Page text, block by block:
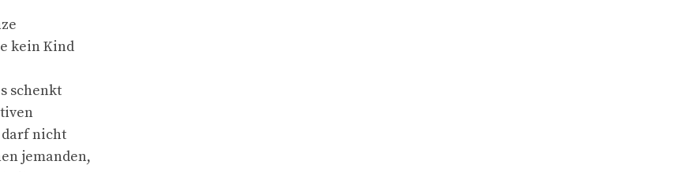
kein Kind
schenkt
darf nicht
jemanden,